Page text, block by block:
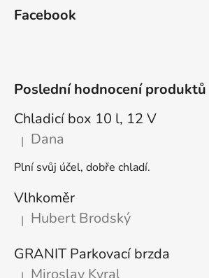
Facebook
Poslední hodnocení produktů
Chladicí box 10 l, 12 V
Hodnocení produktu je 5 z 5 hvězdiček.
| Dana
Plní svůj účel, dobře chladí.
Vlhkoměr
Hodnocení produktu je 5 z 5 hvězdiček.
| Hubert Brodský
GRANIT Parkovací brzda